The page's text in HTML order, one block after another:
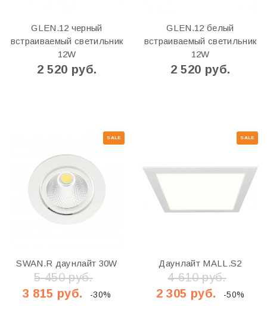
GLEN.12 черный
встраиваемый светильник
12W
2 520 руб.
GLEN.12 белый
встраиваемый светильник
12W
2 520 руб.
SALE
SWAN.R даунлайт 30W
5 450 руб.
3 815 руб.
-30%
SALE
Даунлайт MALL.S2
4 610 руб.
2 305 руб.
-50%